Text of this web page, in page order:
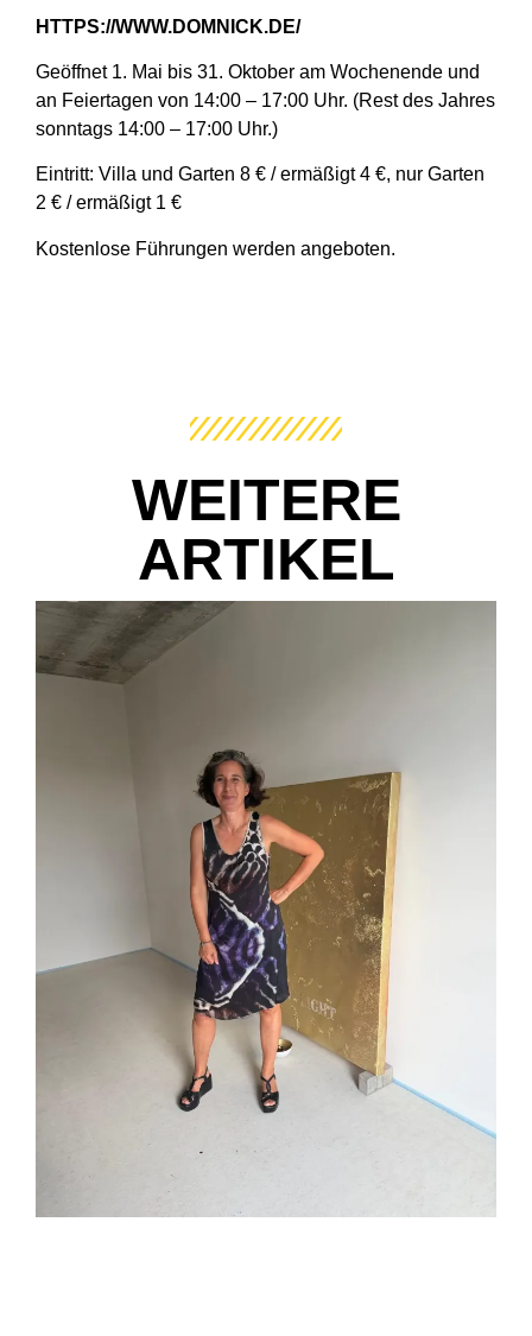
HTTPS://WWW.DOMNICK.DE/
Geöffnet 1. Mai bis 31. Oktober am Wochenende und
an Feiertagen von 14:00 – 17:00 Uhr. (Rest des Jahres
sonntags 14:00 – 17:00 Uhr.)
Eintritt: Villa und Garten 8 € / ermäßigt 4 €, nur Garten
2 € / ermäßigt 1 €
Kostenlose Führungen werden angeboten.
WEITERE
ARTIKEL